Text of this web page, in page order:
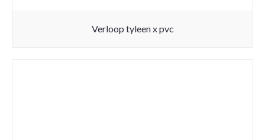
Verloop tyleen x pvc